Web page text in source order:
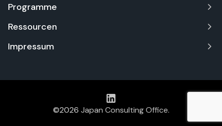
Programme
Ressourcen
Impressum
©2026 Japan Consulting Office.